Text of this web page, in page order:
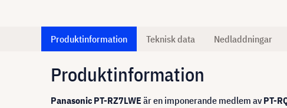
Produktinformation Teknisk data Nedladdningar
Produktinformation
Panasonic PT-RZ7LWE är en imponerande medlem avPT-